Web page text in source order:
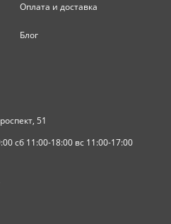
Оплата и доставка
Блог
51
сб 11:00-18:00 вс 11:00-17:00